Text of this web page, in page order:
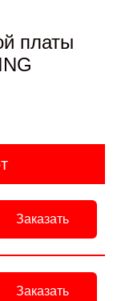
платы
Заказать
Заказать